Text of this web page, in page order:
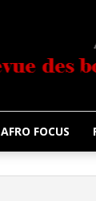
AFRO FOCUS